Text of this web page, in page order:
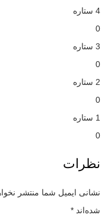
4 ستاره
0
3 ستاره
0
2 ستاره
0
1 ستاره
0
نظرات
نشانی ایمیل شما منتشر
شده‌اند *